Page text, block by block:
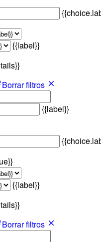
{{label}}
Borrar filtros
{{label}}
{{label}}
Borrar filtros